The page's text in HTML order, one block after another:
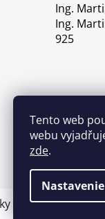
Tento web
webu
zde.
Nastavenie
Ing.
Ing.
925
práva vyhradené.